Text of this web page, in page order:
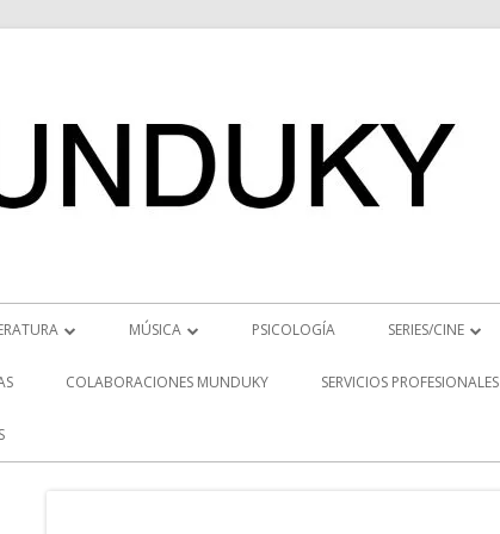
MÚSICA
NOTICIAS MUSICALES
PSICOLOGÍA SERIES/CINE
SERIES
COLABORACIONES MUNDUKY SERVICIOS PROFESIONALES